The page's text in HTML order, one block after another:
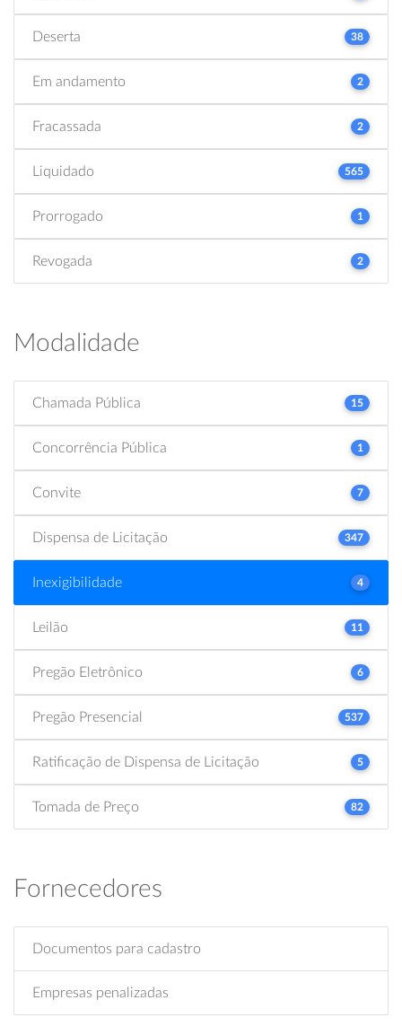
Deserta 38
Em andamento 2
Fracassada 2
Liquidado 565
Prorrogado 1
Revogada 2
Modalidade
Chamada Pública 15
Concorrência Pública 1
Convite 7
Dispensa de Licitação 347
Inexigibilidade 4
Leilão 11
Pregão Eletrônico 6
Pregão Presencial 537
Ratificação de Dispensa de Licitação 5
Tomada de Preço 82
Fornecedores
Documentos para cadastro
Empresas penalizadas